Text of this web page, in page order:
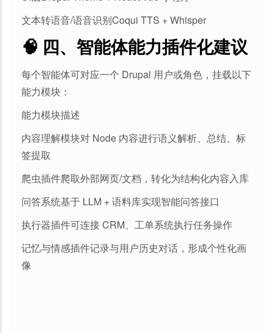
文本转语音/语音识别Coqui TTS + Whisper
🧠 四、智能体能力插件化建议
每个智能体可对应一个 Drupal 用户或角色，挂载以下
能力模块：
能力模块描述
内容理解模块对 Node 内容进行语义解析、总结、标
签提取
爬虫插件爬取外部网页/文档，转化为结构化内容入库
问答系统基于 LLM + 语料库实现智能问答接口
执行器插件可连接 CRM、工单系统执行任务操作
记忆与情感插件记录与用户历史对话，形成个性化画
像